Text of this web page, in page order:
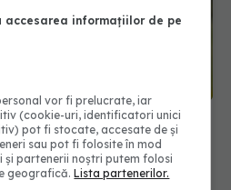
accesarea informațiilor de pe
vor fi prelucrate, iar
(cookie-uri, identificatori unici
pot fi stocate, accesate de și
sau pot fi folosite în mod
și partenerii noștri putem folosi
geografică.Lista partenerilor.